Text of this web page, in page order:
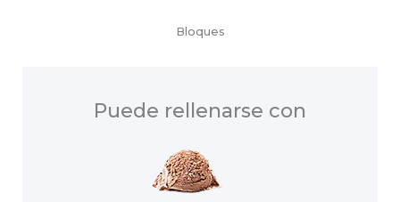
Bloques
Puede rellenarse con